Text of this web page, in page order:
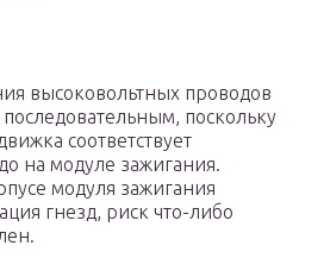
высоковольтных проводов
поскольку
соответствует
на модуле зажигания.
модуля зажигания
гнезд, риск что-либо